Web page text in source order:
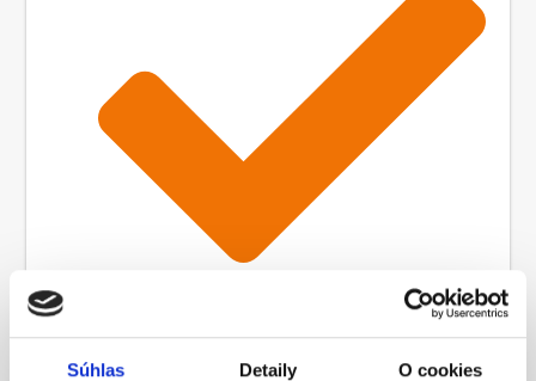
Súhlas Detaily O cookies
Obnovenie správneho uzatvárania